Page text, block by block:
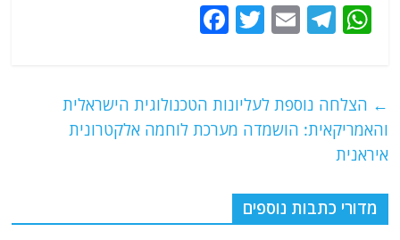
W
s
A
p
p
T
g
ra
E
l
T
er
e
b
k
← הצלחה נוספת לעליונות הטכנולוגית הישראלית
והאמריקאית: הושמדה מערכת לוחמה אלקטרונית
איראנית
מדורי כתבות נוספים